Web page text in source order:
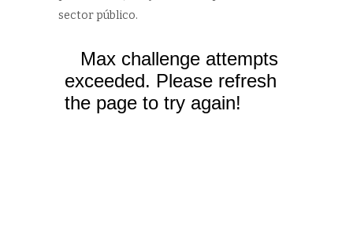
sector público.